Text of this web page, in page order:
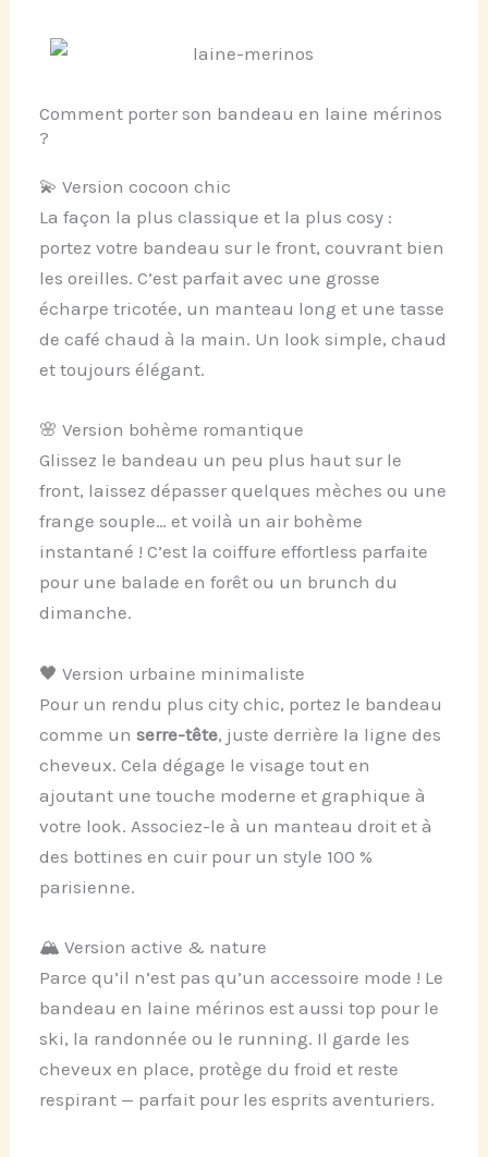
Comment porter son bandeau en laine mérinos
?
💫 Version cocoon chic
La façon la plus classique et la plus cosy :
portez votre bandeau sur le front, couvrant bien
les oreilles. C’est parfait avec une grosse
écharpe tricotée, un manteau long et une tasse
de café chaud à la main. Un look simple, chaud
et toujours élégant.
🌸 Version bohème romantique
Glissez le bandeau un peu plus haut sur le
front, laissez dépasser quelques mèches ou une
frange souple… et voilà un air bohème
instantané ! C’est la coiffure effortless parfaite
pour une balade en forêt ou un brunch du
dimanche.
🖤 Version urbaine minimaliste
Pour un rendu plus city chic, portez le bandeau
comme unserre-tête, juste derrière la ligne des
cheveux. Cela dégage le visage tout en
ajoutant une touche moderne et graphique à
votre look. Associez-le à un manteau droit et à
des bottines en cuir pour un style 100 %
parisienne.
🏔️ Version active & nature
Parce qu’il n’est pas qu’un accessoire mode ! Le
bandeau en laine mérinos est aussi top pour le
ski, la randonnée ou le running. Il garde les
cheveux en place, protège du froid et reste
respirant — parfait pour les esprits aventuriers.